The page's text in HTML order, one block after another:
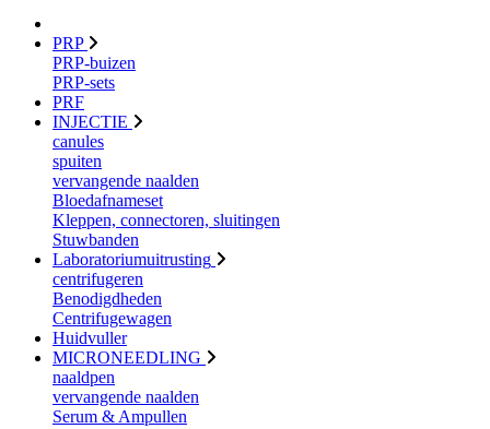
PRP
PRP-buizen
PRP-sets
PRF
INJECTIE
canules
spuiten
vervangende naalden
Bloedafnameset
Kleppen, connectoren, sluitingen
Stuwbanden
Laboratoriumuitrusting
centrifugeren
Benodigdheden
Centrifugewagen
Huidvuller
MICRONEEDLING
naaldpen
vervangende naalden
Serum & Ampullen